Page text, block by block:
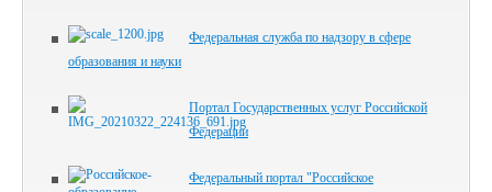
Федеральная служба по надзору в сфере
образования и науки
Портал Государственных услуг Российской
Федерации
Федеральный портал "Российское